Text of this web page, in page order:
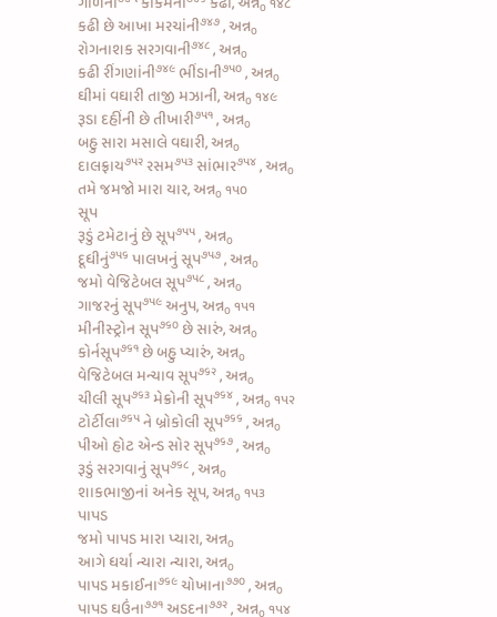
૦ ૧૪૮
કઢી છેઆખા મરચાંની૭૪૭ , અન્ન૦
રોગનાશકસરગવાની૭૪૮ , અન્ન૦
કઢી રીંગણાંની૭૪૯ ભીંડાની૭૫૦ , અન્ન૦
ઘીમાં વઘારી તાજી મઝાની, અન્ન૦ ૧૪૯
રૂડા દહીંની છે તીખારી૭૫૧ , અન્ન૦
બહુ સારા મસાલે વઘારી, અન્ન૦
દાલફ્રાય૭૫૨ રસમ૭૫૩ સાંભાર૭૫૪ , અન્ન૦
તમે જમજો મારા યાર, અન્ન૦ ૧૫૦
સૂપ
રૂડુંટમેટાનું છે સૂપ૭૫૫ , અન્ન૦
દૂધીનું૭૫૬ પાલખનું સૂપ૭૫૭ , અન્ન૦
જમોવેજિટેબલ સૂપ૭૫૮ , અન્ન૦
ગાજરનું સૂપ૭૫૯ અનુપ, અન્ન૦ ૧૫૧
મીનીસ્ટ્રોન સૂપ૭૬૦ છે સારું, અન્ન૦
કોર્નસૂપ૭૬૧ છે બહુ પ્યારું, અન્ન૦
વેજિટેબલ મન્ચાવ સૂપ૭૬૨ , અન્ન૦
ચીલી સૂપ૭૬૩ મેક્રોની સૂપ૭૬૪ , અન્ન૦ ૧૫૨
ટોર્ટીલા૭૬૫ ને બ્રોકોલી સૂપ૭૬૬ , અન્ન૦
પીઓહોટ એન્ડ સોર સૂપ૭૬૭ , અન્ન૦
રૂડુંસરગવાનું સૂપ૭૬૮ , અન્ન૦
શાકભાજીનાં અનેક સૂપ, અન્ન૦ ૧૫૩
પાપડ
જમો પાપડ મારા પ્યારા, અન્ન૦
આગે ધર્યા ન્યારા ન્યારા, અન્ન૦
પાપડ મકાઈના૭૬૯ ચોખાના૭૭૦ , અન્ન૦
પાપડ ઘઉંના૭૭૧ અડદના૭૭૨ , અન્ન૦ ૧૫૪